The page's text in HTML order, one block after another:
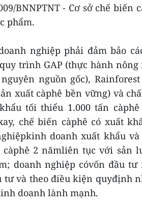
BNNPTNT - Cơ sở chế biến
phẩm.
nghiệp phải đảm bảo
trình GAP (thực hành nông
nguồn gốc),
xuất càphê bền vững) và
tối thiểu 1.000 tấn càphê
chế biến càphê có xuất
doanh xuất khẩu
2 nămliên tục với sản
doanh nghiệp cóvốn đầu tư
tư và theo điều kiện quyđịnh
doanh lành mạnh.